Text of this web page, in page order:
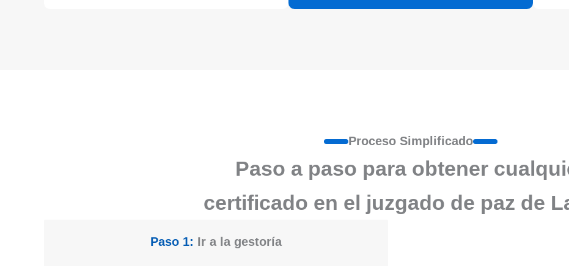
Proceso Simplificado
Paso a paso para obtener
certificado en el juzgado de paz de
Paso 1: Ir a la gestoría